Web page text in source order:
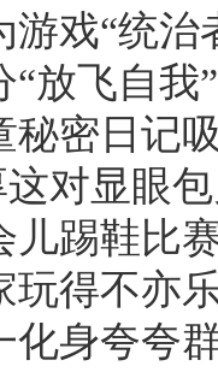
游戏“统
放飞自
秘密日记
对显眼
儿踢鞋比
玩得不亦
化身夸夸